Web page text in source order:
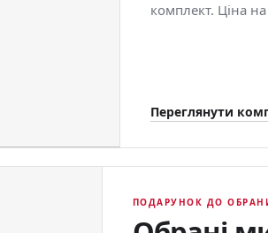
комплект. Ціна
Переглянути
ПОДАРУНОК ДО